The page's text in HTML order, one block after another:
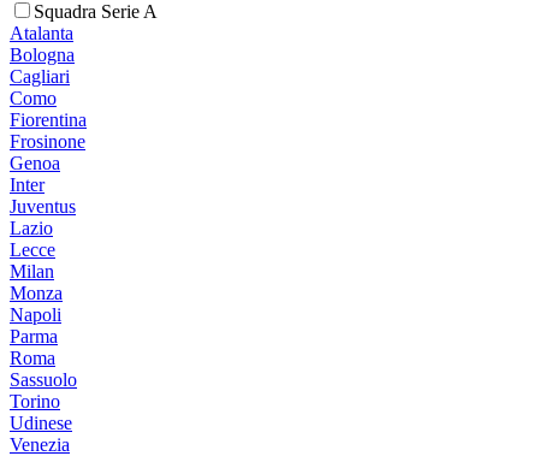
Squadra Serie A
Atalanta
Bologna
Cagliari
Como
Fiorentina
Frosinone
Genoa
Inter
Juventus
Lazio
Lecce
Milan
Monza
Napoli
Parma
Roma
Sassuolo
Torino
Udinese
Venezia